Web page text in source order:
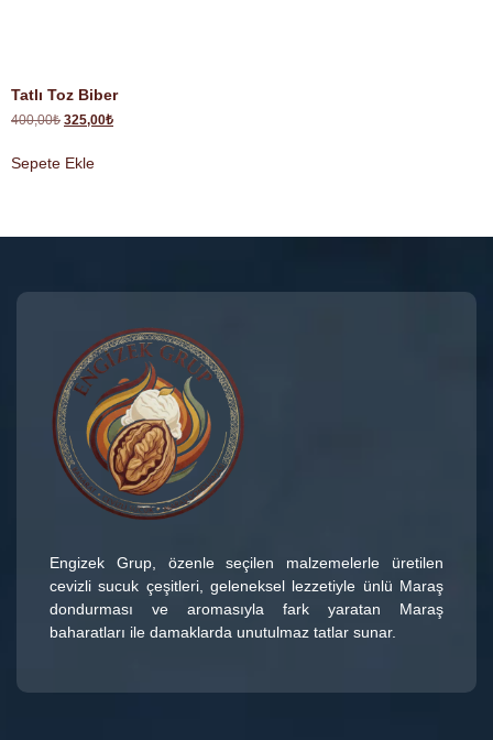
Tatlı Toz Biber
400,00₺ 325,00₺
Sepete Ekle
Engizek Grup, özenle seçilen malzemelerle üretilen
cevizli sucuk çeşitleri, geleneksel lezzetiyle ünlü Maraş
dondurması ve aromasıyla fark yaratan Maraş
baharatları ile damaklarda unutulmaz tatlar sunar.